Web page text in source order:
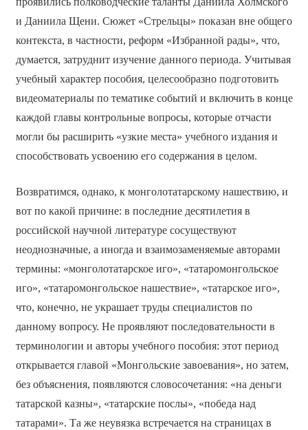
и Даниила Щени. Сюжет «Стрельцы» показан вне общего
контекста, в частности, реформ «Избранной рады», что,
думается, затруднит изучение данного периода. Учитывая
учебный характер пособия, целесообразно подготовить
видеоматериалы по тематике событий и включить в конце
каждой главы контрольные вопросы, которые отчасти
могли бы расширить «узкие места» учебного издания и
способствовать усвоению его содержания в целом.
Возвратимся, однако, к монголо­татарскому нашествию, и
вот по какой причине: в последние десятилетия в
российской научной литературе сосуществуют
неоднозначные, а иногда и взаимозаменяемые авторами
термины: «монголо­татарское иго», «татаро­монгольское
иго», «татаро­монгольское нашествие», «татарское иго»,
что, конечно, не украшает труды специалистов по
данному вопросу. Не проявляют последовательности в
терминологии и авторы учебного пособия: этот период
открывается главой «Монгольские завоевания», но затем,
без объяснения, появляются словосочетания: «на деньги
татарской казны», «татарские послы», «победа над
татарами». Та же неувязка встречается на страницах в